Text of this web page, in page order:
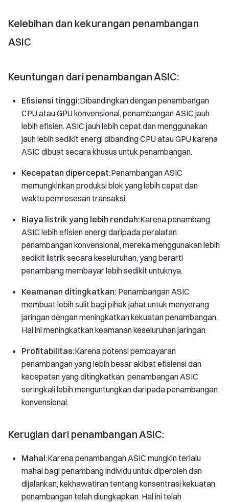
Kelebihan dan kekurangan penambangan
ASIC
Keuntungan dari penambangan ASIC:
Efisiensi tinggi:Dibandingkan dengan penambangan
CPU atau GPU konvensional, penambangan ASIC jauh
lebih efisien. ASIC jauh lebih cepat dan menggunakan
jauh lebih sedikit energi dibanding CPU atau GPU karena
ASIC dibuat secara khusus untuk penambangan.
Kecepatan dipercepat:Penambangan ASIC
memungkinkan produksi blok yang lebih cepat dan
waktu pemrosesan transaksi.
Biaya listrik yang lebih rendah:Karena penambang
ASIC lebih efisien energi daripada peralatan
penambangan konvensional, mereka menggunakan lebih
sedikit listrik secara keseluruhan, yang berarti
penambang membayar lebih sedikit untuknya.
Keamanan ditingkatkan: Penambangan ASIC
membuat lebih sulit bagi pihak jahat untuk menyerang
jaringan dengan meningkatkan kekuatan penambangan.
Hal ini meningkatkan keamanan keseluruhan jaringan.
Profitabilitas:Karena potensi pembayaran
penambangan yang lebih besar akibat efisiensi dan
kecepatan yang ditingkatkan, penambangan ASIC
seringkali lebih menguntungkan daripada penambangan
konvensional.
Kerugian dari penambangan ASIC:
Mahal:Karena penambangan ASIC mungkin terlalu
mahal bagi penambang individu untuk diperoleh dan
dijalankan, kekhawatiran tentang konsentrasi kekuatan
penambangan telah diungkapkan. Hal ini telah